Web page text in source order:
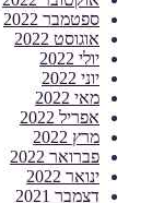
ספטמבר 2022
אוגוסט 2022
יולי 2022
יוני 2022
מאי 2022
אפריל 2022
מרץ 2022
פברואר 2022
ינואר 2022
דצמבר 2021